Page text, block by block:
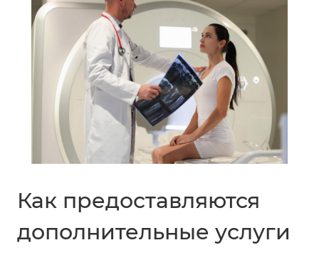
Как предоставляются
дополнительные услуги